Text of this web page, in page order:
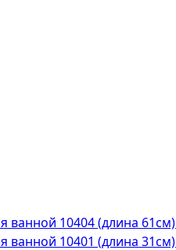
ванной 10404 (длина 61см)
ванной 10401 (длина 31см)